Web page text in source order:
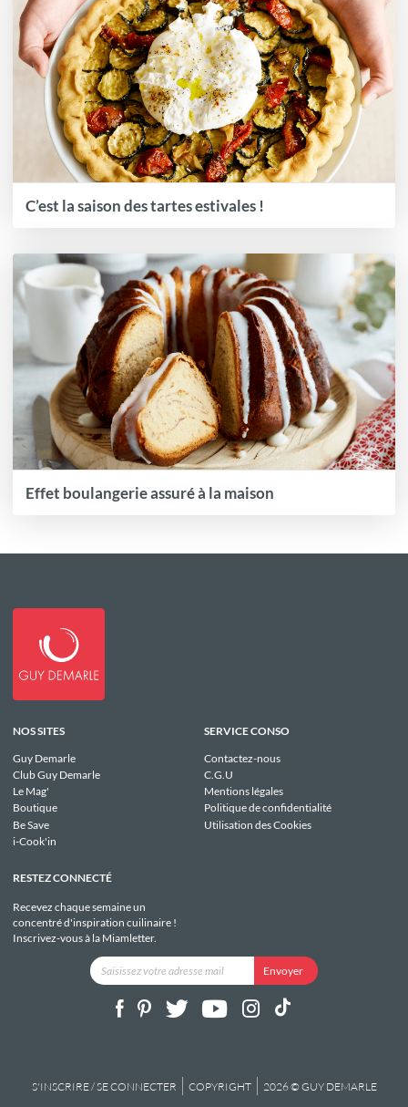
C’est la saison des tartes estivales !
Effet boulangerie assuré à la maison
NOS SITES
Guy Demarle
Club Guy Demarle
Le Mag'
Boutique
Be Save
i-Cook'in
SERVICE CONSO
Contactez-nous
C.G.U
Mentions légales
Politique de confidentialité
Utilisation des Cookies
RESTEZ CONNECTÉ
Recevez chaque semaine un
concentré d'inspiration cuilinaire !
Inscrivez-vous à la Miamletter.
S'INSCRIRE / SE CONNECTER COPYRIGHT 2026 © GUY DEMARLE